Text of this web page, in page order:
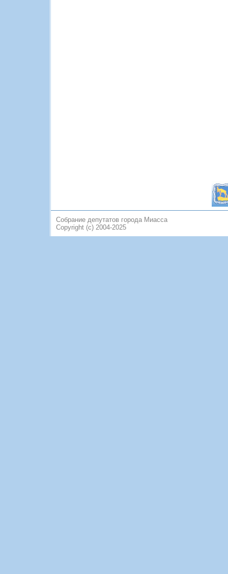
Собрание депутатов города Миасса
Copyright (c) 2004-2025